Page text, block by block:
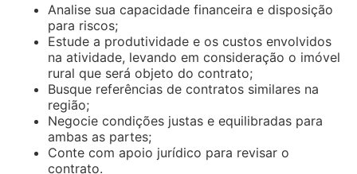
Analise sua capacidade financeira e disposição
para riscos;
Estude a produtividade e os custos envolvidos
na atividade, levando em consideração o imóvel
rural que será objeto do contrato;
Busque referências de contratos similares na
região;
Negocie condições justas e equilibradas para
ambas as partes;
Conte com apoio jurídico para revisar o
contrato.